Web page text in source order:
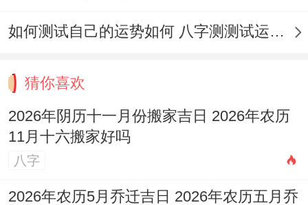
治道涂。
葬、行丧、修坟、探病
【九星吉凶】四緑-招摇星（木）-安神
✓强效匹配:移徙入宅、纳财开市、进人口
✓附加吉兆:安香（安放香火 延续家脉）、
如何测试自己的运势如何 八字测测试运运程
猜你喜欢
2026年阴历十一月份搬家吉日 2026年农历
11月十六搬家好吗
八字
2026年农历5月乔迁吉日 2026年农历五月乔